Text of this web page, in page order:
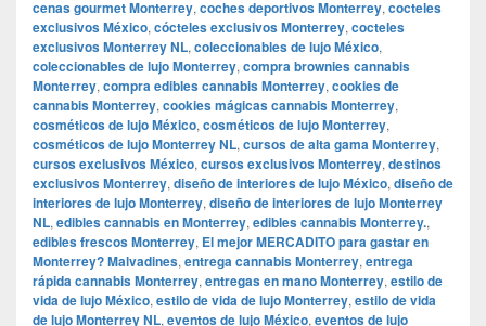
cenas gourmet Monterrey, coches deportivos Monterrey, cocteles
exclusivos México, cócteles exclusivos Monterrey, cocteles
exclusivos Monterrey NL, coleccionables de lujo México,
coleccionables de lujo Monterrey, compra brownies cannabis
Monterrey, compra edibles cannabis Monterrey, cookies de
cannabis Monterrey, cookies mágicas cannabis Monterrey,
cosméticos de lujo México, cosméticos de lujo Monterrey,
cosméticos de lujo Monterrey NL, cursos de alta gama Monterrey,
cursos exclusivos México, cursos exclusivos Monterrey, destinos
exclusivos Monterrey, diseño de interiores de lujo México, diseño de
interiores de lujo Monterrey, diseño de interiores de lujo Monterrey
NL, edibles cannabis en Monterrey, edibles cannabis Monterrey.,
edibles frescos Monterrey, El mejor MERCADITO para gastar en
Monterrey? Malvadines, entrega cannabis Monterrey, entrega
rápida cannabis Monterrey, entregas en mano Monterrey, estilo de
vida de lujo México, estilo de vida de lujo Monterrey, estilo de vida
de lujo Monterrey NL, eventos de lujo México, eventos de lujo